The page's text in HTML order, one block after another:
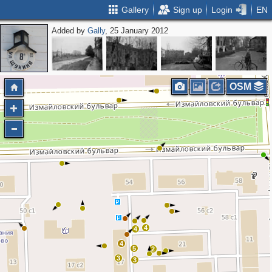
Gallery Sign up Login EN
Added byGally, 25 January 2012
2
4
4
4
3
5
3
OSM